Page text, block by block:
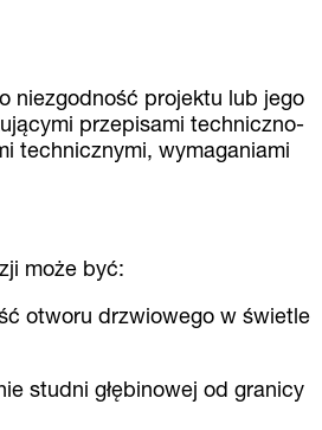
niezgodność projektu lub jego
przepisami techniczno-
technicznymi, wymaganiami
może być:
otworu drzwiowego w świetle
studni głębinowej od granicy